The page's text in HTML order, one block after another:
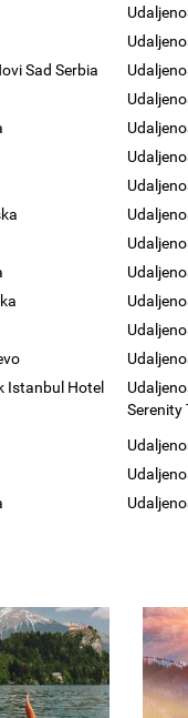
Sad Serbia
Istanbul Hotel
Serenity